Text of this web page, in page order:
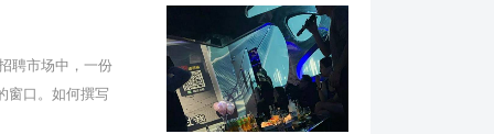
聘市场中，一份
窗口。如何撰写